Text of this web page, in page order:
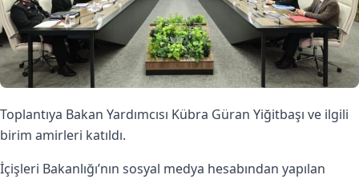
Toplantıya Bakan Yardımcısı Kübra Güran Yiğitbaşı ve ilgili
birim amirleri katıldı.
İçişleri Bakanlığı’nın sosyal medya hesabından yapılan